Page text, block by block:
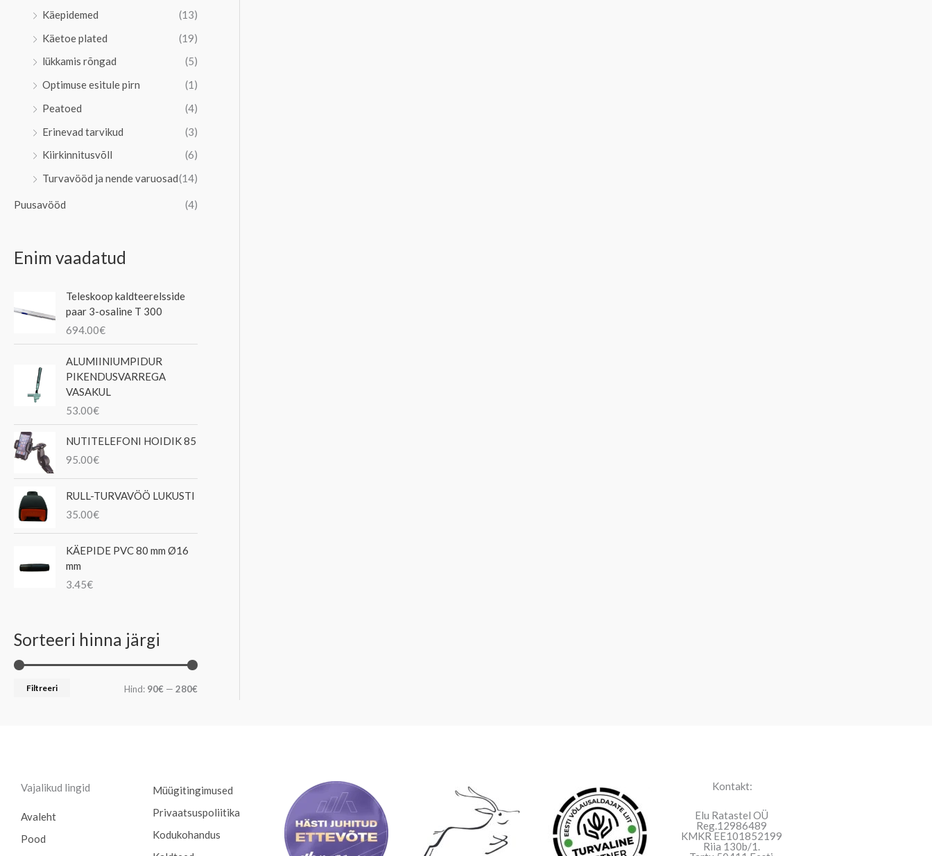
Käepidemed
(13)
Käetoe plated
(19)
lükkamis rõngad
(5)
Optimuse esitule pirn
(1)
Peatoed
(4)
Erinevad tarvikud
(3)
Kiirkinnitusvõll
(6)
Turvavööd ja nende varuosad(14)
Puusavööd (4)
Enim vaadatud
Teleskoop kaldteerelsside
paar 3-osaline T 300
694.00€
ALUMIINIUMPIDUR
PIKENDUSVARREGA
VASAKUL
53.00€
NUTITELEFONI HOIDIK 85
95.00€
RULL-TURVAVÖÖ LUKUSTI
35.00€
KÄEPIDE PVC 80 mm Ø16
mm
3.45€
Sorteeri hinna järgi
Filtreeri Hind: 90€ — 280€
Vajalikud lingid
Avaleht
Pood
Müügitingimused
Privaatsuspoliitika
Kodukohandus
Kontakt:
Elu Ratastel OÜ
Reg.12986489
KMKR EE101852199
Riia 130b/1.